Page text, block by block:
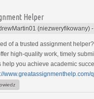
Helper
(niezweryfikowany) -
of a trusted assignment
high-quality work, timely
help you achieve academic
www.greatassignmenthelp.com/